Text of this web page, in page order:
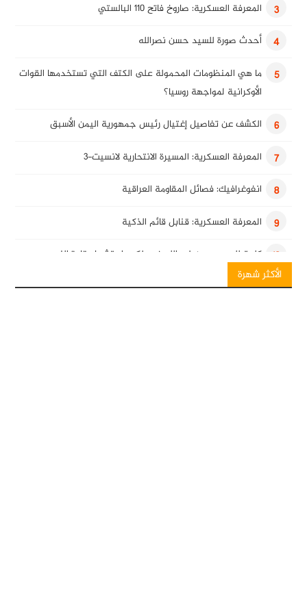
3 المعرفة العسكرية: صاروخ فاتح 110 البالستي
4 أحدث صورة للسيد حسن نصرالله
5
ما هي المنظومات المحمولة على الكتف التي تستخدمها القوات
الأوكرانية لمواجهة روسيا؟
6 الكشف عن تفاصيل إغتيال رئيس جمهورية اليمن الأسبق
7 المعرفة العسكرية: المسيرة الانتحارية لانسيت-3
8 انفوغرافيك: فصائل المقاومة العراقية
9 المعرفة العسكرية: قنابل قائم الذكية
10 كلمة للسيد حسن نصرالله في ذكرى استشهاد قادة النصر
الأكثر شهرة